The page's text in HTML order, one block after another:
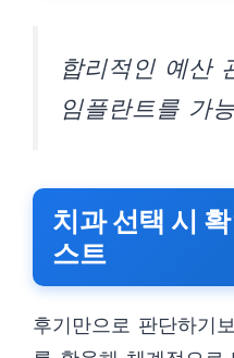
합리적인 예산
임플란트를 가
치과 선택 시
스트
후기만으로 판단하기